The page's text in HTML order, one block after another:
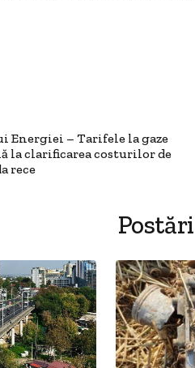
– Tarifele la gaze
la clarificarea costurilor de
rece